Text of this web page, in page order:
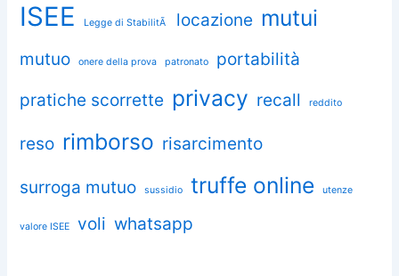
ISEE
Legge di StabilitÃ locazione mutui
mutuo onere della prova patronato
portabilità
pratiche scorrette privacy recall reddito
reso rimborso risarcimento
surroga mutuo sussidio truffe online utenze
valore ISEE voli whatsapp